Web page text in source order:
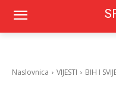
Naslovnica VIJESTI BIH I